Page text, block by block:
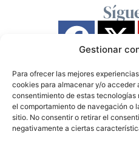
Gestionar
Para ofrecer las mejores
cookies para almacenar y/o acceder
consentimiento de estas
el comportamiento de navegación o
sitio. No consentir o retirar el
negativamente a ciertas